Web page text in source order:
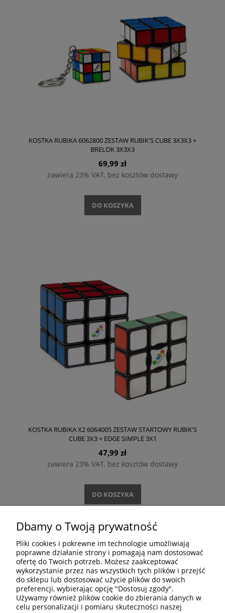
KOSTKA RUBIKA 6062800 ZESTAW RUBIK'S CUBE 3X3X3 +
BRELOK 3X3X3
69,99 zł
zawiera 23% VAT, bez kosztów dostawy
DO KOSZYKA
KOSTKA RUBIKA X2 6064005 ZESTAW STARTOWY RUBIK'S
CUBE 3X3 + EDGE SIMPLE 3X1
47,99 zł
zawiera 23% VAT, bez kosztów dostawy
DO KOSZYKA
DOŁĄCZ DO NAS
Dbamy o Twoją prywatność
Pliki cookies i pokrewne im technologie umożliwiają
poprawne działanie strony i pomagają nam dostosować
ofertę do Twoich potrzeb. Możesz zaakceptować
wykorzystanie przez nas wszystkich tych plików i przejść
do sklepu lub dostosować użycie plików do swoich
preferencji, wybierając opcję "Dostosuj zgody".
Używamy również plików cookie do zbierania danych w
celu personalizacji i pomiaru skuteczności naszej